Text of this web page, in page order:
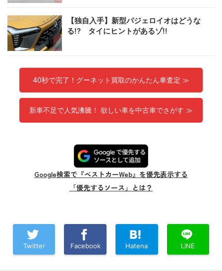
【独自入手】新型パジェロイオはどうな
る!? タイにヒントがあるゾ!!
40秒で完了！グーネット買取のかんたん車査定 ≫
新車不足で人気沸騰！ 欲しい車を中古車でさがす ≫
Google検索で『ベストカーWeb』を優先表示する
「優先するソース」とは？
Twitter Facebook Hatena LINE